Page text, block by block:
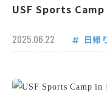
USF Sports
2025.06.22 日帰